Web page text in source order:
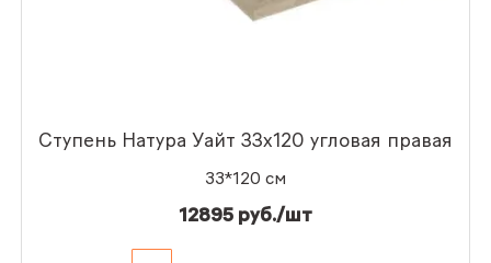
Ступень Натура Уайт 33x120 угловая правая
33*120 см
12895 руб./шт